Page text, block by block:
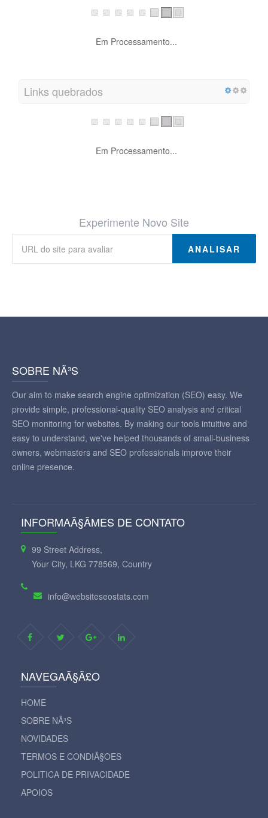
Em Processamento...
Links quebrados
Em Processamento...
Experimente Novo Site
ANALISAR
SOBRE NÃ³S
Our aim to make search engine optimization (SEO) easy. We
provide simple, professional-quality SEO analysis and critical
SEO monitoring for websites. By making our tools intuitive and
easy to understand, we've helped thousands of small-business
owners, webmasters and SEO professionals improve their
online presence.
INFORMAÃ§ÃΜES DE CONTATO
99 Street Address,
Your City, LKG 778569, Country
info@websiteseostats.com
NAVEGAÃ§Ã£O
HOME
SOBRE NÃ³S
NOVIDADES
TERMOS E CONDIÃ§OES
POLITICA DE PRIVACIDADE
APOIOS